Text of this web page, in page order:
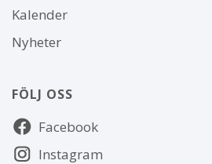
Kalender
Nyheter
FÖLJ OSS
Följ
oss Facebook
Instagram